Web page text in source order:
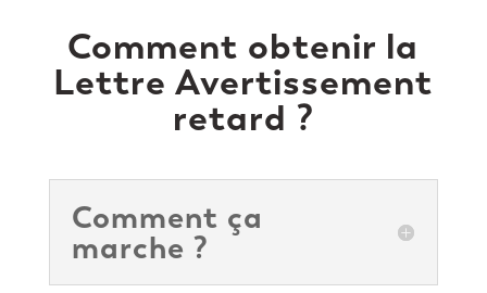
Comment obtenir la
Lettre Avertissement
retard ?
Comment ça
marche ?